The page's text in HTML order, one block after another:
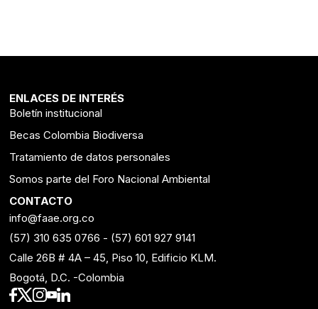
ENLACES DE INTERÉS
Boletín institucional
Becas Colombia Biodiversa
Tratamiento de datos personales
Somos parte del Foro Nacional Ambiental
CONTACTO
info@faae.org.co
(57) 310 635 0766 - (57) 601 927 9141
Calle 26B # 4A – 45, Piso 10, Edificio KLM.
Bogotá, D.C. -Colombia